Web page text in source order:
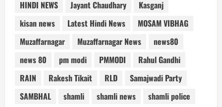
HINDI NEWS
Jayant Chaudhary
Kasganj
kisan news
Latest Hindi News
MOSAM VIBHAG
Muzaffarnagar
Muzaffarnagar News
news80
news 80
pm modi PMMODI
Rahul Gandhi
RAIN
Rakesh Tikait RLD
Samajwadi Party
SAMBHAL
shamli shamli news
shamli police